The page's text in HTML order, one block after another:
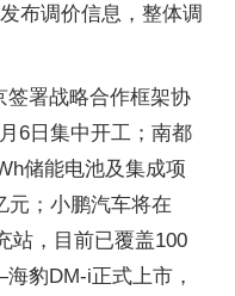
布调价信息，整体调
签署战略合作框架协
6日集中开工；南都
储能电池及集成项
元；小鹏汽车将在
站，目前已覆盖100
豹DM-i正式上市，